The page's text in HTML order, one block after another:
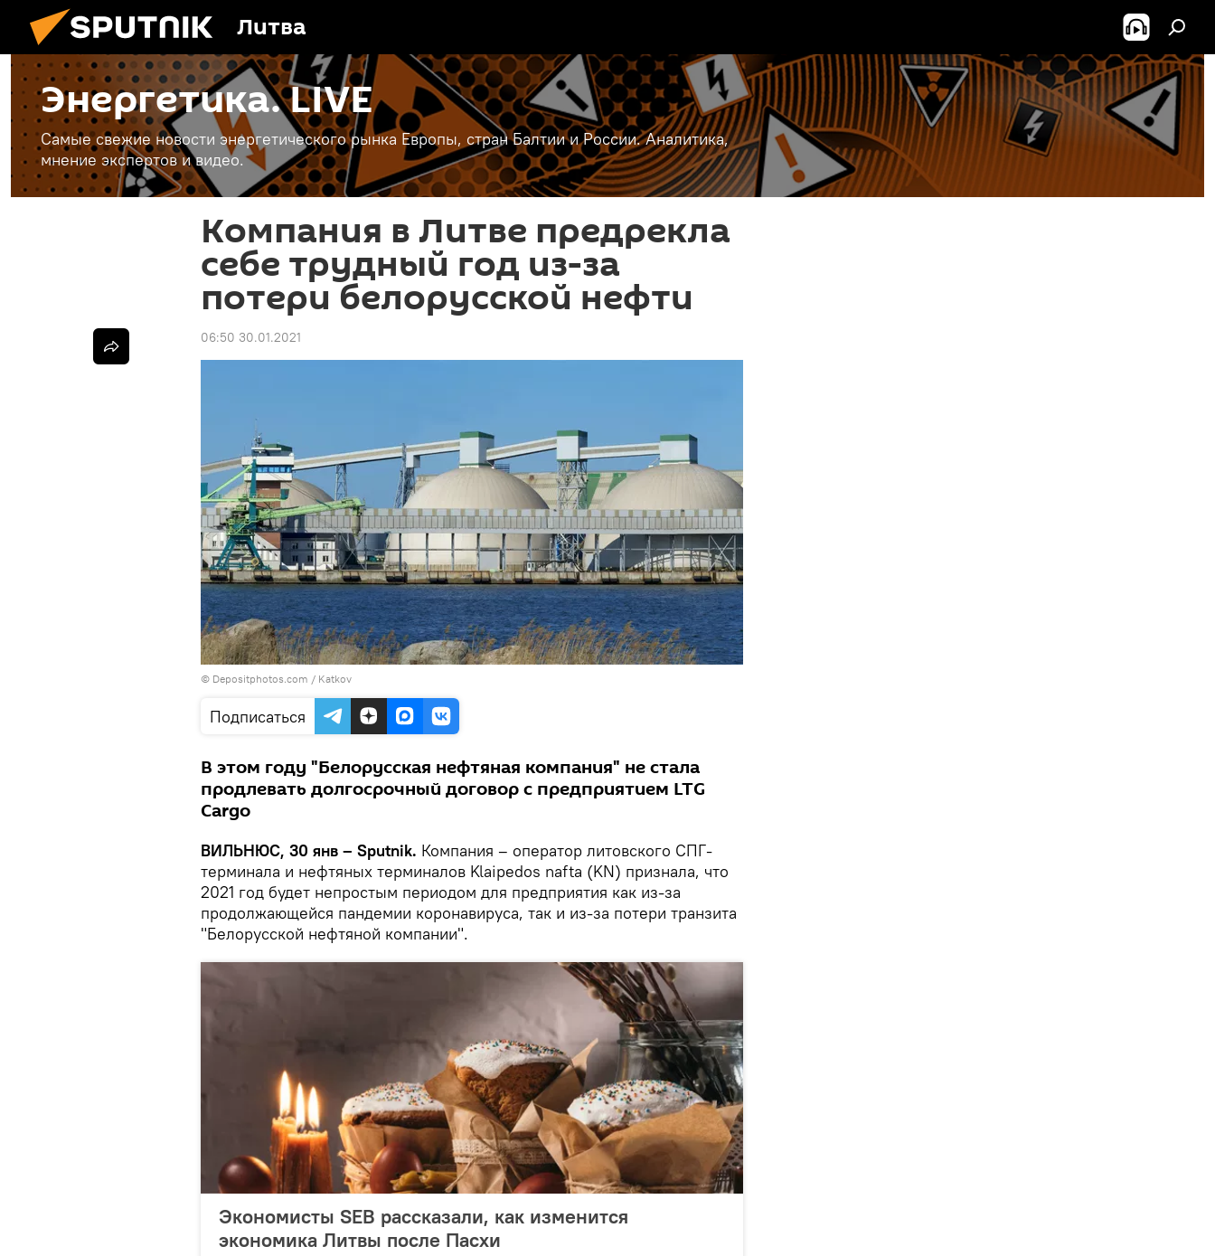
Литва
Энергетика. LIVE
Самые свежие новости энергетического рынка Европы, стран Балтии и России. Аналитика,
мнение экспертов и видео.
Компания в Литве предрекла
себе трудный год из-за
потери белорусской нефти
06:50 30.01.2021
© Depositphotos.com / Katkov
Подписаться
В этом году "Белорусская нефтяная компания" не стала
продлевать долгосрочный договор с предприятием LTG
Cargo
ВИЛЬНЮС, 30 янв – Sputnik. Компания – оператор литовского СПГ-
терминала и нефтяных терминалов Klaipedos nafta (KN) признала, что
2021 год будет непростым периодом для предприятия как из-за
продолжающейся пандемии коронавируса, так и из-за потери транзита
"Белорусской нефтяной компании".
Экономисты SEB рассказали, как изменится
экономика Литвы после Пасхи